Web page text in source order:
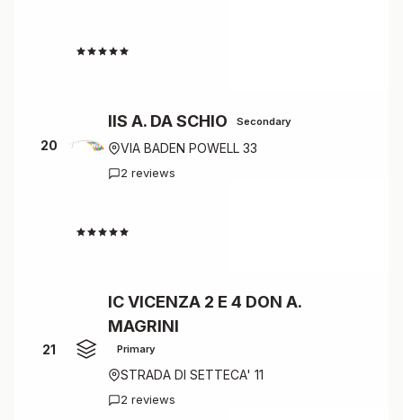
20
IIS A. DA SCHIO Secondary
VIA BADEN POWELL 33
2 reviews
21
IC VICENZA 2 E 4 DON A.
MAGRINI
Primary
STRADA DI SETTECA' 11
2 reviews